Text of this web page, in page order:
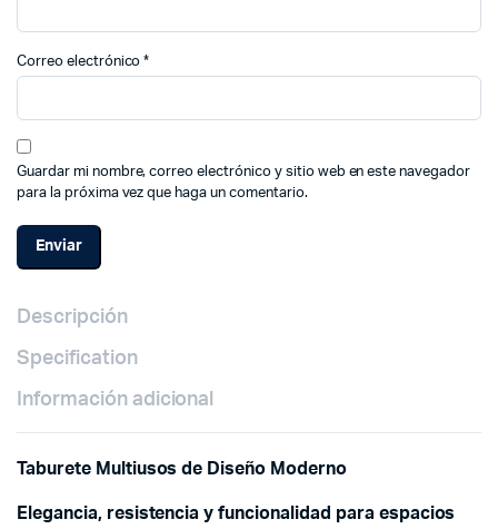
Correo electrónico*
Guardar mi nombre, correo electrónico y sitio web en este navegador
para la próxima vez que haga un comentario.
Descripción
Specification
Información adicional
Taburete Multiusos de Diseño Moderno
Elegancia, resistencia y funcionalidad para espacios